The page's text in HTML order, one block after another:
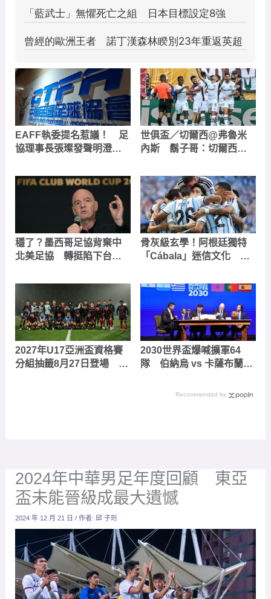
EAFF執委提名惹議！ 足
協理事長張璨發聲明澄
世俱盃／切爾西@弗魯米
內斯 鬍子哥：切爾西專
穩了？墨西哥足協背棄中
北美足協 轉挺陷下台危
骨灰級玄學！阿根廷獨特
「Cábala」迷信文化 吃
的「鬼娃恰吉」
2027年U17亞洲盃資格賽
分組抽籤8月27日登場 中
2030世界盃爆喊擴軍64
隊 伯納烏 vs 卡薩布蘭卡
Recommended by
2024年中華男足年度回顧 東亞
盃未能晉級成最大遺憾
2024 年 12 月 21 日/ 作者: 邱 子珩